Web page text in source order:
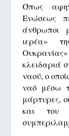
Όπως
Ενώσεως
άνθρωποι
ιερέα»
κλειδαριά
ναού, ο
ναό μέσω
μάρτυρες,
και του